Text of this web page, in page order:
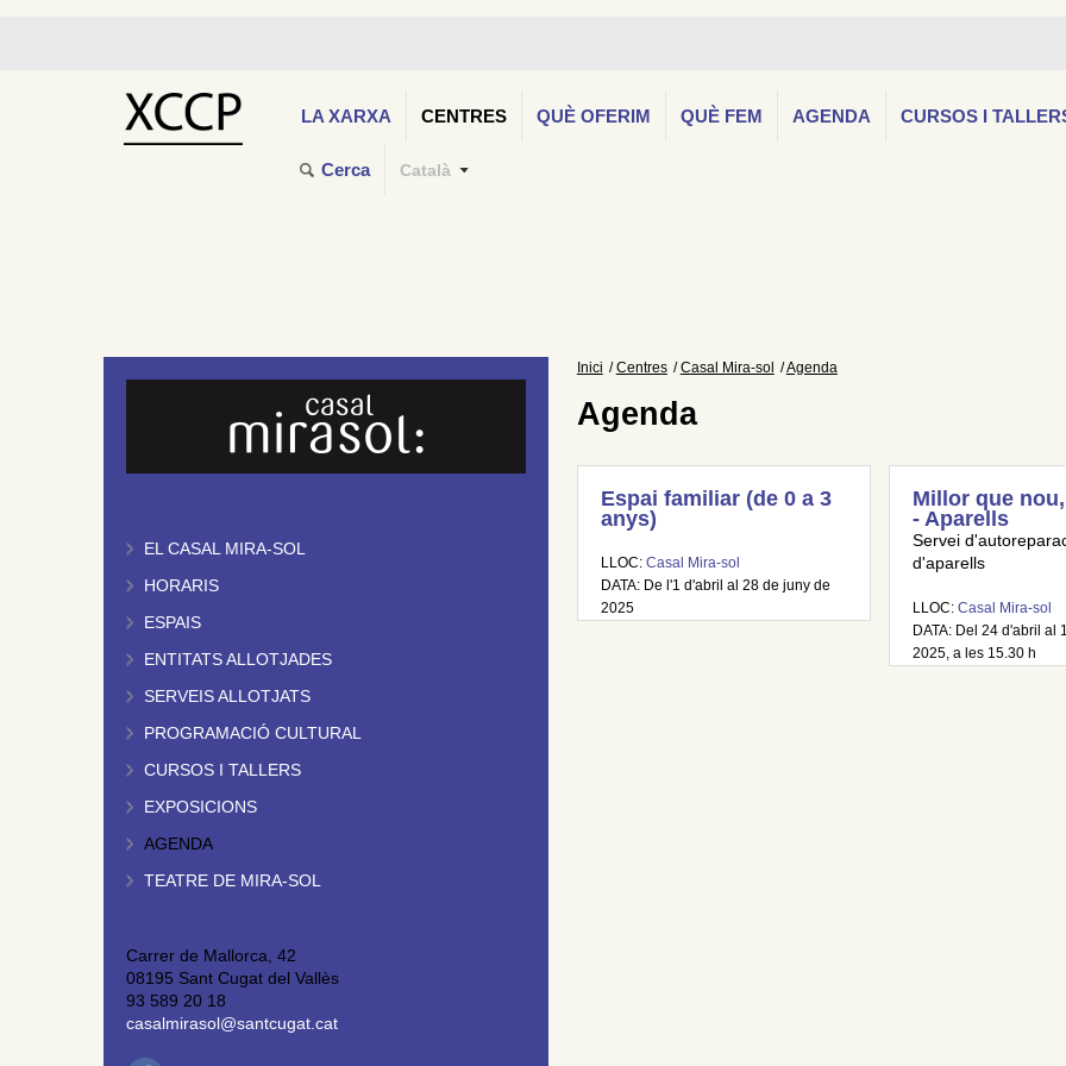
LA XARXA CENTRES QUÈ OFERIM QUÈ FEM AGENDA CURSOS I
Cerca Català
EL CASAL MIRA-SOL
HORARIS
ESPAIS
ENTITATS ALLOTJADES
SERVEIS ALLOTJATS
PROGRAMACIÓ CULTURAL
CURSOS I TALLERS
EXPOSICIONS
AGENDA
TEATRE DE MIRA-SOL
Carrer de Mallorca, 42
08195 Sant Cugat del Vallès
93 589 20 18
casalmirasol@santcugat.cat
Inici Centres Casal Mira-sol Agenda
Agenda
Espai familiar (de 0 a 3
anys)
LLOC: Casal Mira-sol
DATA: De l'1 d'abril al 28 de juny de
2025
Millor que
- Aparells
Servei
d'aparells
LLOC:Casal Mira-sol
DATA: Del 24 d'abril al
2025, a les 15.30 h